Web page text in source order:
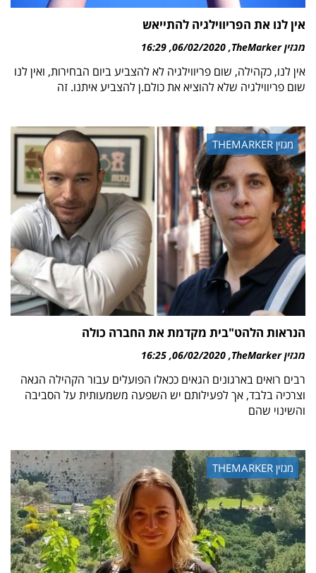
אין לנו את הפריווילגיה להתייאש
מגזין TheMarker 06/02/2020
16:29
אין לנו, כקהילה, שום פריווילגיה לא להצביע ביום הבחירות, ואין לנו
שום פריווילגיה שלא להוציא את כולם.ן להצביע איתנו. זה
מגזין THEMARKER
הנראות הלהט"בית מקדמת את החברה כולה
מגזין TheMarker 06/02/2020
16:25
רבים רואים בארגונים הגאים ככאלו הפועלים עבור הקהילה הגאה
וצרכיה בלבד, אך לפעילותם יש השפעה משמעותית על הסביבה
והשינוי שהם
מגזין THEMARKER